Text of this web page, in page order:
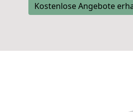
Kostenlose Angebote